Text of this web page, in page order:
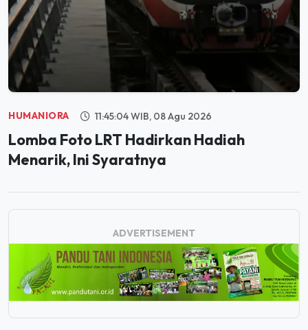
HUMANIORA 11:45:04 WIB, 08 Agu 2026
Lomba Foto LRT Hadirkan Hadiah
Menarik, Ini Syaratnya
ADVERTISEMENT